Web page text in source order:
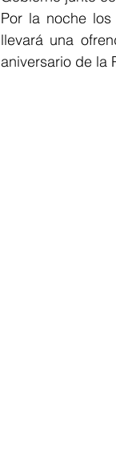
Por la noche
llevará una
aniversario de la